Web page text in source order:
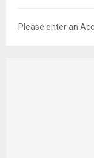
Please enter an